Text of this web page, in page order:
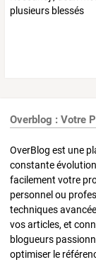
Overblog : Votre
OverBlog est une
constante
facilement votre
personnel ou
techniques
vos articles, et
blogueurs
optimiser le